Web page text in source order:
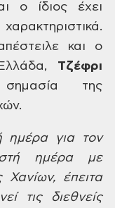
ο ίδιος έχει
και ο
Τζέφρι
της
ημέρα για τον
ημέρα με
έπειτα
τις διεθνείς